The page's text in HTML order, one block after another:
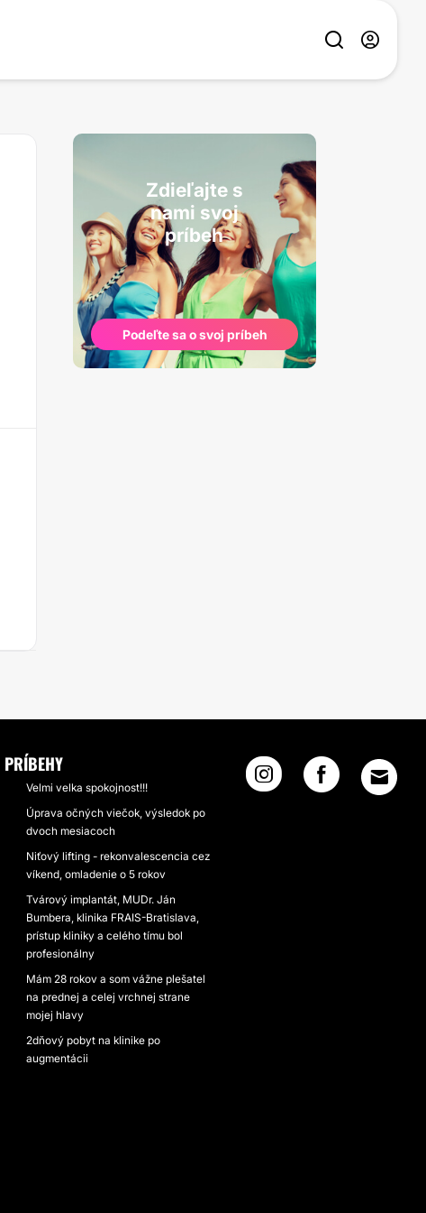
Zdieľajte s
nami svoj
príbeh
Podeľte sa o svoj príbeh
PRÍBEHY
Velmi velka spokojnost!!!
Úprava očných viečok, výsledok po
dvoch mesiacoch
Niťový lifting - rekonvalescencia cez
víkend, omladenie o 5 rokov
Tvárový implantát, MUDr. Ján
Bumbera, klinika FRAIS-Bratislava,
prístup kliniky a celého tímu bol
profesionálny
Mám 28 rokov a som vážne plešatel
na prednej a celej vrchnej strane
mojej hlavy
2dňový pobyt na klinike po
augmentácii